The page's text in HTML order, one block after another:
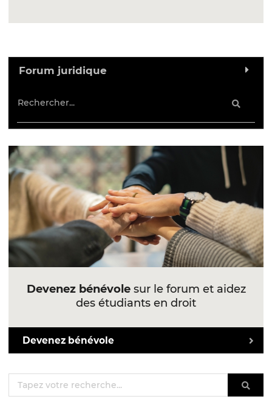
Forum juridique
Devenez bénévolesur le forum et aidez
des étudiants en droit
Devenez bénévole